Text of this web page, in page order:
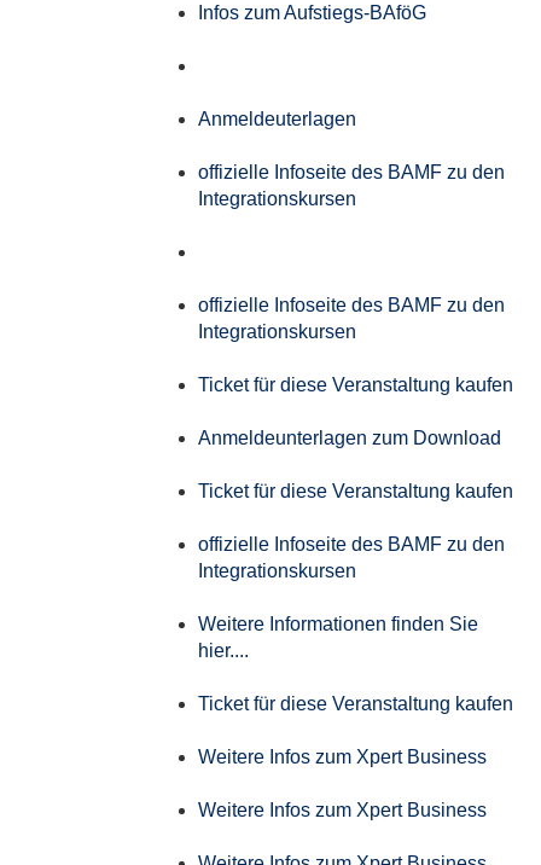
Infos zum Aufstiegs-BAföG
Anmeldeuterlagen
offizielle Infoseite des BAMF zu den
Integrationskursen
offizielle Infoseite des BAMF zu den
Integrationskursen
Ticket für diese Veranstaltung kaufen
Anmeldeunterlagen zum Download
Ticket für diese Veranstaltung kaufen
offizielle Infoseite des BAMF zu den
Integrationskursen
Weitere Informationen finden Sie
hier....
Ticket für diese Veranstaltung kaufen
Weitere Infos zum Xpert Business
Weitere Infos zum Xpert Business